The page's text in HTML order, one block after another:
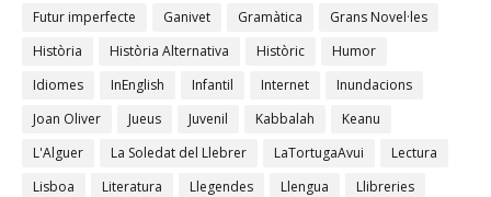
Futur imperfecte
Ganivet Gramàtica
Grans Novel·les
Història
Història Alternativa Històric
Humor
Idiomes
InEnglish Infantil Internet
Inundacions
Joan Oliver
Jueus Juvenil Kabbalah
Keanu
L'Alguer
La Soledat del Llebrer LaTortugaAvui
Lectura
Lisboa
Literatura Llegendes Llengua
Llibreries